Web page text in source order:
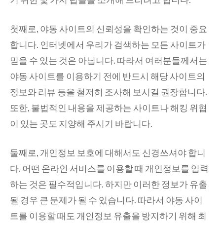
첫째로, 야동 사이트의 신뢰성을 확인하는 것이 중요
합니다. 인터넷에서 우리가 검색하는 모든 사이트가
믿을 수 있는 것은 아닙니다. 따라서 여러분들께서는
야동 사이트를 이용하기 전에 반드시 해당 사이트의
정보와 리뷰 등을 철저히 조사해 보시길 권장합니다.
또한, 불법적인 내용을 제공하는 사이트나 해킹 위협
이 있는 곳도 지양해 주시기 바랍니다.
둘째로, 개인정보 보호에 대해서도 신경쓰셔야 합니
다. 어떤 온라인 서비스를 이용할 때 개인정보를 입력
하는 것은 필수적입니다. 하지만 이러한 정보가 유출
될 경우 큰 문제가 될 수 있습니다. 따라서 야동 사이
트를 이용할 때도 개인정보 유출을 방지하기 위해 최